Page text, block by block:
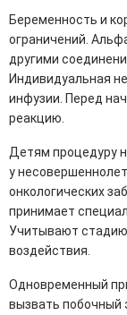
Беременность и
ограничений.
другими
Индивидуальная
инфузии. Перед
реакцию.
Детям процедуру
у
онкологических
принимает
Учитывают
воздействия.
Одновременный
вызвать